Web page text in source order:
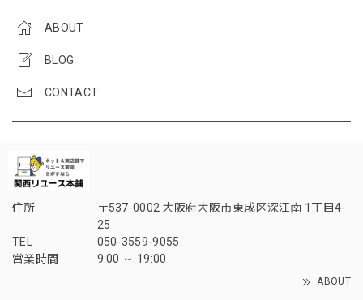
ABOUT
BLOG
CONTACT
住所
〒537-0002 大阪府大阪市東成区深江南 1丁目4-
25
TEL
050-3559-9055
営業時間
9:00 ～ 19:00
ABOUT